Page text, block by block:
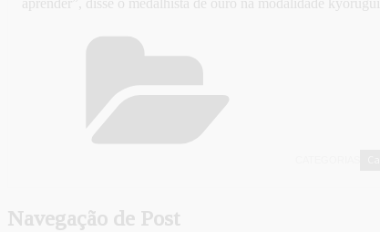
aprender”, disse o medalhista de ouro na modalidade kyorugui.
Navegação de Post